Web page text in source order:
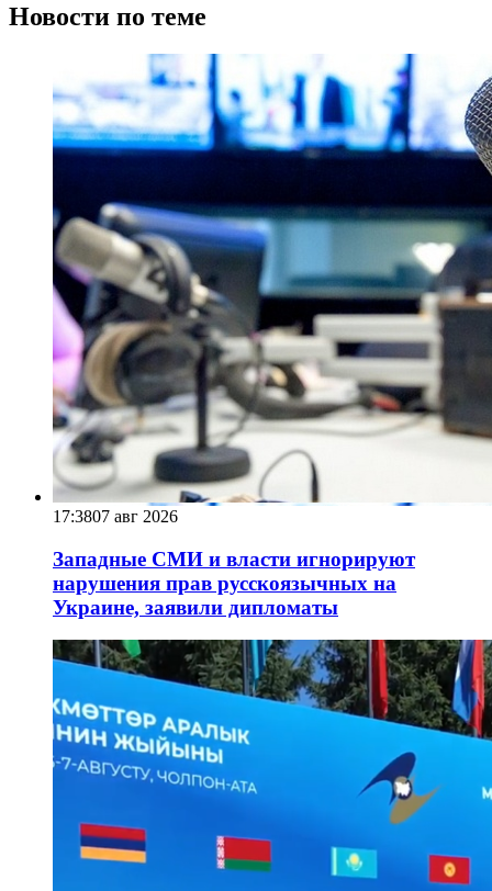
Новости по теме
17:3807 авг 2026
Западные СМИ и власти игнорируют
нарушения прав русскоязычных на
Украине, заявили дипломаты